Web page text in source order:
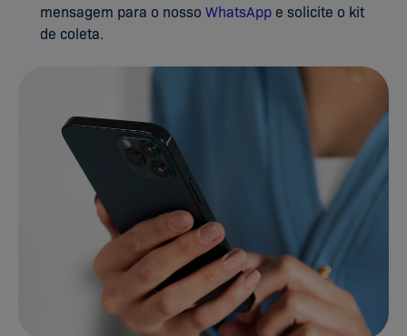
mensagem para o nosso WhatsApp e solicite o kit
de coleta.